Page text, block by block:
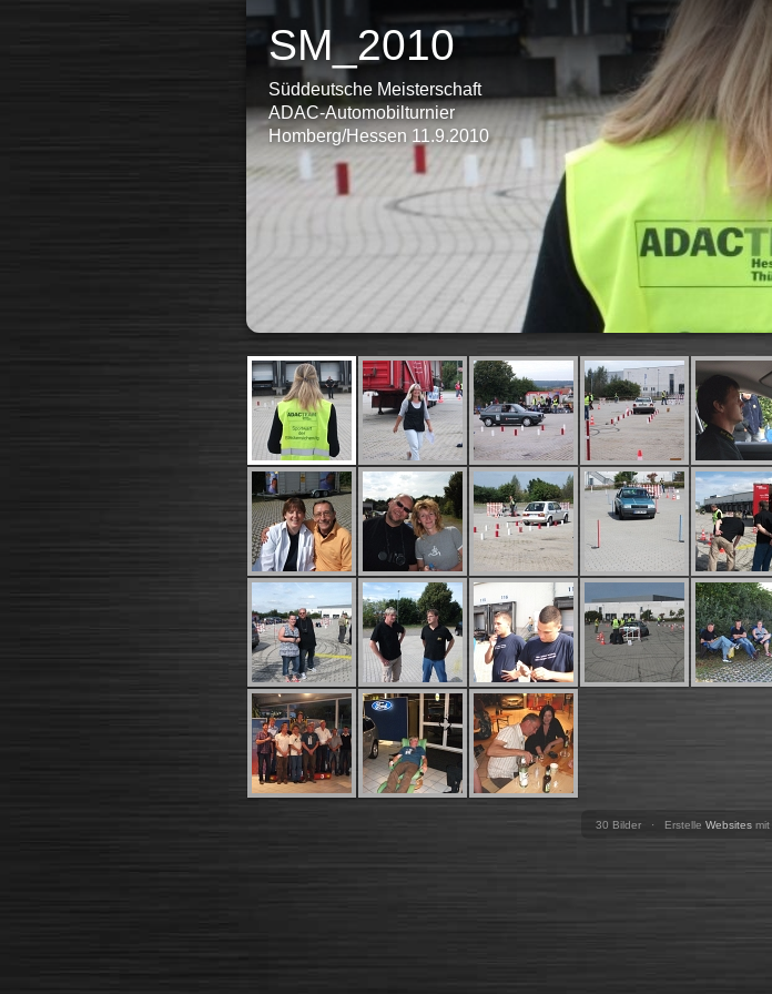
SM_2010
Süddeutsche Meisterschaft
ADAC-Automobilturnier
Homberg/Hessen 11.9.2010
30 Bilder · Erstelle Websitesmit